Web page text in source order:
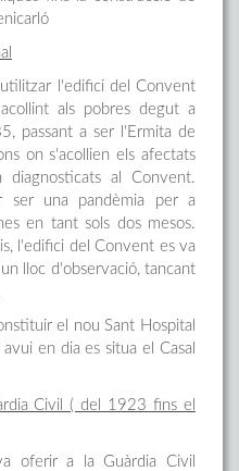
l'edifici del Convent
als pobres degut a
passant a ser l'Ermita de
on s'acollien els afectats
al Convent.
ser una pandèmia per a
en tant sols dos mesos.
l'edifici del Convent es va
lloc d'observació, tancant
el nou Sant Hospital
en dia es situa el Casal
Civil ( del 1923 fins el
oferir a la Guàrdia Civil